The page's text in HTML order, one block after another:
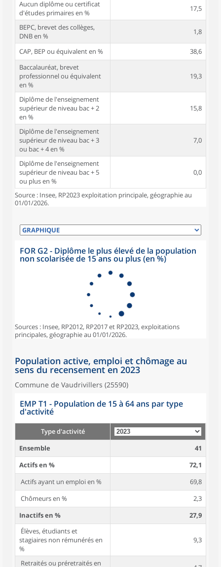
Aucun diplôme ou certificat
d'études primaires en %
17,5
BEPC, brevet des collèges,
DNB en %
1,8
CAP, BEP ou équivalent en %
38,6
Baccalauréat, brevet
professionnel ou équivalent
en %
19,3
Diplôme de l'enseignement
supérieur de niveau bac + 2
en %
15,8
Diplôme de l'enseignement
supérieur de niveau bac + 3
ou bac + 4 en %
7,0
Diplôme de l'enseignement
supérieur de niveau bac + 5
ou plus en %
0,0
Source : Insee, RP2023 exploitation principale, géographie au
01/01/2026.
FOR G2 - Diplôme le plus élevé de la population
non scolarisée de 15 ans ou plus (en %)
Sources : Insee, RP2012, RP2017 et RP2023, exploitations
principales, géographie au 01/01/2026.
Population active, emploi et chômage au
sens du recensement en 2023
Commune de Vaudrivillers (25590)
EMP T1 - Population de 15 à 64 ans par type
d'activité
Type d'activité
Ensemble
41
Actifs en %
72,1
Actifs ayant un emploi en %
69,8
Chômeurs en %
2,3
Inactifs en %
27,9
Élèves, étudiants et
stagiaires non rémunérés en
%
9,3
Retraités ou préretraités en